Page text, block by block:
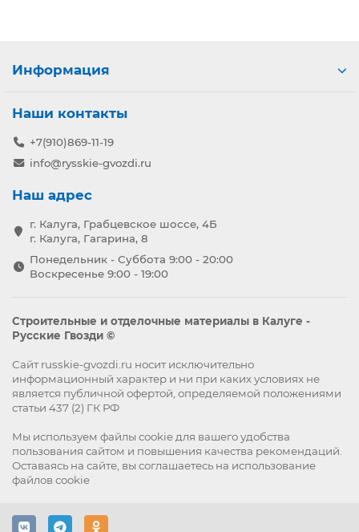
Информация
Наши контакты
+7(910)869-11-19
info@rysskie-gvozdi.ru
Наш адрес
г. Калуга, Грабцевское шоссе, 4Б
г. Калуга, Гагарина, 8
Понедельник - Суббота 9:00 - 20:00
Воскресенье 9:00 - 19:00
Строительные и отделочные материалы в Калуге -
Русские Гвозди ©
Сайт russkie-gvozdi.ru носит исключительно
информационный характер и ни при каких условиях не
является публичной офертой, определяемой положениями
статьи 437 (2) ГК РФ
Мы используем файлы cookieдля вашего удобства
пользования сайтом и повышения качества рекомендаций.
Оставаясь на сайте, вы соглашаетесь на использование
файлов cookie